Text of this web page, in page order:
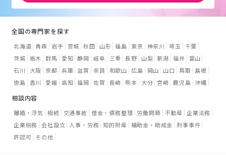
全国の専門家を探す
北海道 青森 岩手 宮城 秋田 山形 福島 東京 神奈川 埼玉 千葉
茨城 栃木 群馬 愛知 静岡 岐阜 三重 長野 山梨 新潟 福井
富山
石川
大阪 京都 兵庫 滋賀 奈良 和歌山 広島 岡山 山口 鳥取
島根
徳島 香川 愛媛 高知 福岡 佐賀 長崎 熊本 大分 宮崎 鹿児島 沖縄
相談内容
離婚・浮気 相続 交通事故 借金・債務整理 労働問題 不動産 企業法務
企業税務 会社設立 人事・労務 知的財産 補助金・助成金 刑事事件
許認可 その他